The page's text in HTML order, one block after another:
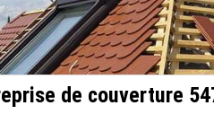
de couverture